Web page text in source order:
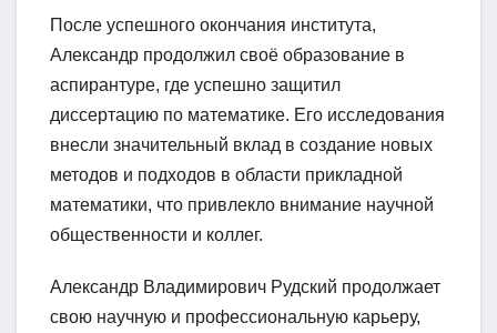
После успешного окончания института,
Александр продолжил своё образование в
аспирантуре, где успешно защитил
диссертацию по математике. Его исследования
внесли значительный вклад в создание новых
методов и подходов в области прикладной
математики, что привлекло внимание научной
общественности и коллег.
Александр Владимирович Рудский продолжает
свою научную и профессиональную карьеру,